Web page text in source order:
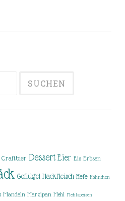
Craftbier Dessert Eier Eis Erbsen
Geflügel Hackfleisch Hefe Hähnchen
Mandeln Marzipan Mehl Mehlspeisen